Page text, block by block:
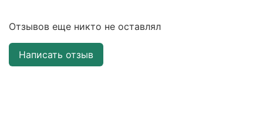
Отзывов еще никто не оставлял
Написать отзыв